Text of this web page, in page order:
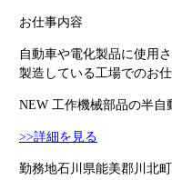
お仕事内容
自動車や電化製品に使用
製造している工場でのお
NEW工作機械部品の半自
>>詳細を見る
勤務地石川県能美郡川北町